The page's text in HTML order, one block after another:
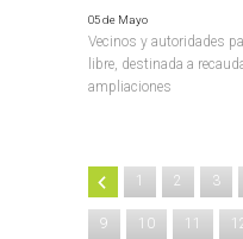
05 de Mayo
Vecinos y autoridades
libre, destinada a
ampliaciones
1 2 3
9 10 11